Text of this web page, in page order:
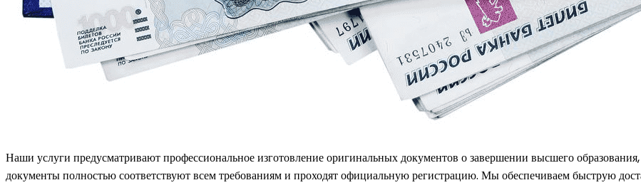
Наши услуги предусматривают профессиональное изготовление оригинальных документов о завершении высшего
документы полностью соответствуют всем требованиям и проходят официальную регистрацию. Мы обеспечиваем быструю